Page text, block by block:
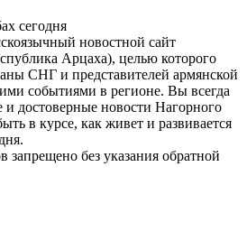
сегодня
новостной сайт
Арцаха), целью которого
СНГ и представителей армянской
событиями в регионе. Вы всегда
и достоверные новости Нагорного
в курсе, как живет и развивается
запрещено без указания обратной